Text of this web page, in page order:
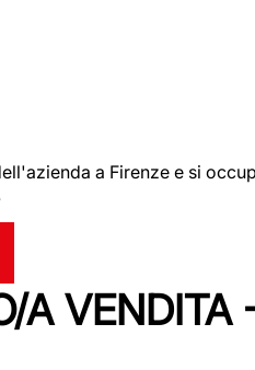
a Firenze e si
A